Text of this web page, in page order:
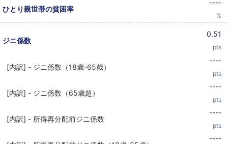
ひとり親世帯の貧困率
----
%
ジニ係数
0.51
pts
[内訳] - ジニ係数（18歳-65歳）
----
pts
[内訳] - ジニ係数（65歳超）
----
pts
[内訳] - 所得再分配前ジニ係数
----
pts
----